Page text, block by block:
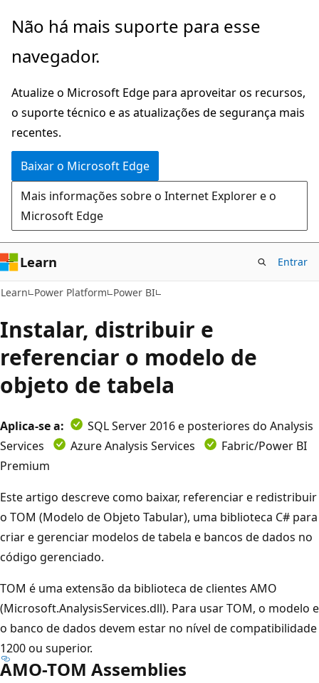
Pular
o
principal
Não há mais suporte para esse
navegador.
Atualize o Microsoft Edge para aproveitar os recursos,
o suporte técnico e as atualizações de segurança mais
recentes.
Baixar o Microsoft Edge
Mais informações sobre o Internet Explorer e o
Microsoft Edge
Learn Entrar
Learn Power Platform Power BI
Instalar, distribuir e
referenciar o modelo de
objeto de tabela
Aplica-se a:
SQL Server 2016 e posteriores do Analysis
Services
Azure Analysis Services
Fabric/Power BI
Premium
Este artigo descreve como baixar, referenciar e redistribuir
o TOM (Modelo de Objeto Tabular), uma biblioteca C# para
criar e gerenciar modelos de tabela e bancos de dados no
código gerenciado.
TOM é uma extensão da biblioteca de clientes AMO
(Microsoft.AnalysisServices.dll). Para usar TOM, o modelo e
o banco de dados devem estar no nível de compatibilidade
1200 ou superior.
AMO-TOM Assemblies